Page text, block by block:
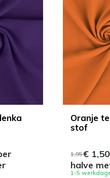
Oranje
stof
1,95€
halve
1-5